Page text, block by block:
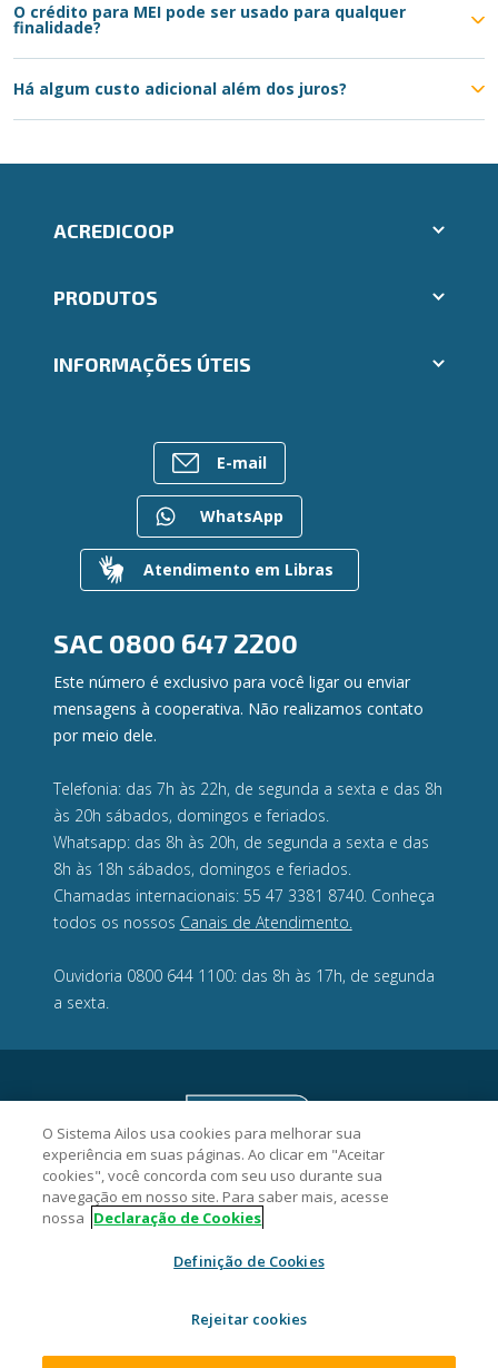
O crédito para MEI pode ser usado para qualquer
finalidade?
Há algum custo adicional além dos juros?
ACREDICOOP
Indique um amigo
Trabalhe Conosco
Ailos Educação
Gerenciar Cookies
PRODUTOS
Consórcios
Para empresas
INFORMAÇÕES ÚTEIS
Postos de Atendimento
Regularização de dívidas
Valores a Receber
Contato
Canal de Ética
Ouvidoria
E-mail
WhatsApp
Atendimento em Libras
SAC 0800 647 2200
Este número é exclusivo para você ligar ou enviar
mensagens à cooperativa. Não realizamos contato
por meio dele.
Telefonia: das 7h às 22h, de segunda a sexta e das 8h
às 20h sábados, domingos e feriados.
Whatsapp: das 8h às 20h, de segunda a sexta e das
8h às 18h sábados, domingos e feriados.
Chamadas internacionais: 55 47 3381 8740. Conheça
todos os nossos Canais de Atendimento.
Ouvidoria 0800 644 1100: das 8h às 17h, de segunda
a sexta.
2026 Sistema Ailos. Todos os direitos reservados.
O Sistema Ailos usa cookies para melhorar sua
experiência em suas páginas. Ao clicar em "Aceitar
cookies", você concorda com seu uso durante sua
navegação em nosso site. Para saber mais, acesse
nossa Declaração de Cookies
Definição de Cookies
Rejeitar cookies